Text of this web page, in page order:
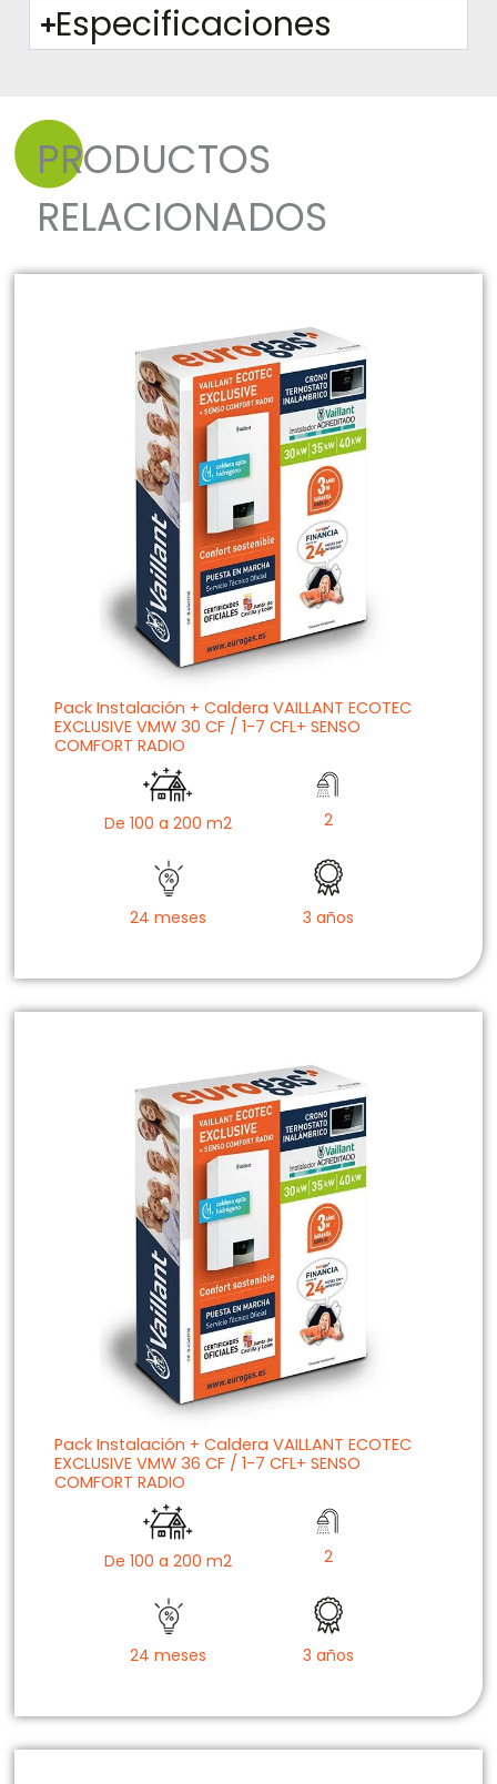
Especificaciones
PRODUCTOS
RELACIONADOS
Pack Instalación + Caldera VAILLANT ECOTEC
EXCLUSIVE VMW 30 CF / 1-7 CFL+ SENSO
COMFORT RADIO
De 100 a 200 m2 2
24 meses 3 años
Pack Instalación + Caldera VAILLANT ECOTEC
EXCLUSIVE VMW 36 CF / 1-7 CFL+ SENSO
COMFORT RADIO
De 100 a 200 m2 2
24 meses 3 años